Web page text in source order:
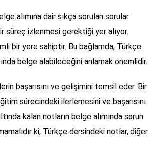
alımına dair sıkça sorulan sorular
süreç izlenmesi gerektiği yer alıyor.
bir yere sahiptir. Bu bağlamda, Türkçe
belge alabileceğini anlamak önemlidir.
başarısını ve gelişimini temsil eder. Bir
sürecindeki ilerlemesini ve başarısını
kalan notların belge alımında sorun
ki, Türkçe dersindeki notlar, diğer